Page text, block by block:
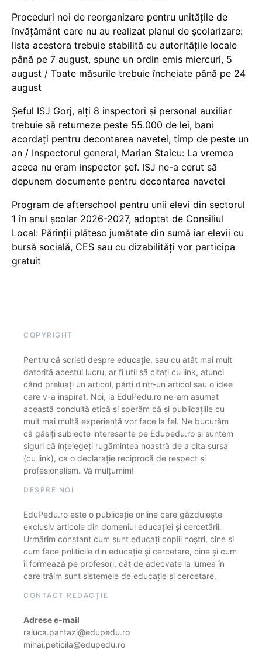
Proceduri noi de reorganizare pentru unitățile de
învățământ care nu au realizat planul de școlarizare:
lista acestora trebuie stabilită cu autoritățile locale
până pe 7 august, spune un ordin emis miercuri, 5
august / Toate măsurile trebuie încheiate până pe 24
august
Șeful ISJ Gorj, alți 8 inspectori și personal auxiliar
trebuie să returneze peste 55.000 de lei, bani
acordați pentru decontarea navetei, timp de peste un
an / Inspectorul general, Marian Staicu: La vremea
aceea nu eram inspector șef. ISJ ne-a cerut să
depunem documente pentru decontarea navetei
Program de afterschool pentru unii elevi din sectorul
1 în anul școlar 2026-2027, adoptat de Consiliul
Local: Părinții plătesc jumătate din sumă iar elevii cu
bursă socială, CES sau cu dizabilităţi vor participa
gratuit
COPYRIGHT
Pentru că scrieți despre educație, sau cu atât mai mult
datorită acestui lucru, ar fi util să citați cu link, atunci
când preluați un articol, părți dintr-un articol sau o idee
care v-a inspirat. Noi, la EduPedu.ro ne-am asumat
această conduită etică și sperăm că și publicațiile cu
mult mai multă experiență vor face la fel. Ne bucurăm
că găsiți subiecte interesante pe Edupedu.ro și suntem
siguri că înțelegeți rugămintea noastră de a cita sursa
(cu link), ca o declarație reciprocă de respect și
profesionalism. Vă mulțumim!
DESPRE NOI
EduPedu.ro este o publicație online care găzduiește
exclusiv articole din domeniul educației și cercetării.
Urmărim constant cum sunt educați copiii noștri, cine și
cum face politicile din educație și cercetare, cine și cum
îi formează pe profesori, cât de adecvate la lumea în
care trăim sunt sistemele de educație și cercetare.
CONTACT REDACȚIE
Adrese e-mail
raluca.pantazi@edupedu.ro
mihai.peticila@edupedu.ro